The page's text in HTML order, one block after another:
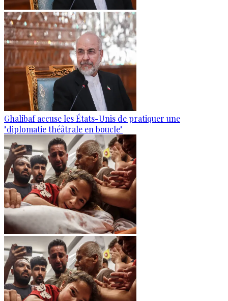
Ghalibaf accuse les États-Unis de pratiquer une
"diplomatie théâtrale en boucle"